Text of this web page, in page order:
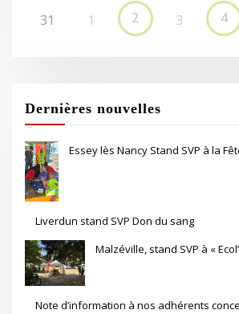
31 1 2 3 4
Dernières nouvelles
Essey lès Nancy Stand SVP à la
Liverdun stand SVP Don du sang
Malzéville, stand SVP à «
Note d’information à nos adhérents